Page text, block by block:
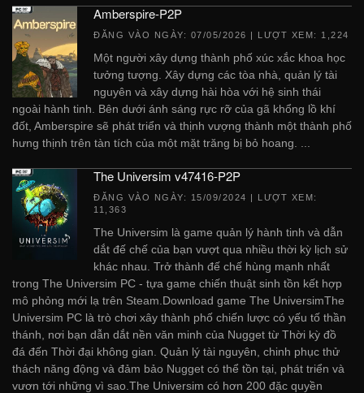
Amberspire-P2P
ĐĂNG VÀO NGÀY: 07/05/2026 | LƯỢT XEM: 1,224
Một người xây dựng thành phố xúc xắc khoa học
tưởng tượng. Xây dựng các tòa nhà, quản lý tài
nguyên và xây dựng hài hòa với hệ sinh thái
ngoài hành tinh. Bên dưới ánh sáng rực rỡ của gã khổng lồ khí
đốt, Amberspire sẽ phát triển và thịnh vượng thành một thành phố
hưng thịnh trên tàn tích của một mặt trăng bị bỏ hoang. ...
The Universim v47416-P2P
ĐĂNG VÀO NGÀY: 15/09/2024 | LƯỢT XEM:
11,363
The Universim là game quản lý hành tinh và dẫn
dắt đế chế của bạn vượt qua nhiều thời kỳ lịch sử
khác nhau. Trở thành đế chế hùng mạnh nhất
trong The Universim PC - tựa game chiến thuật sinh tồn kết hợp
mô phỏng mới lạ trên Steam.Download game The UniversimThe
Universim PC là trò chơi xây thành phố chiến lược có yếu tố thần
thánh, nơi bạn dẫn dắt nền văn minh của Nugget từ Thời kỳ đồ
đá đến Thời đại không gian. Quản lý tài nguyên, chinh phục thử
thách năng động và đảm bảo Nugget có thể tồn tại, phát triển và
vươn tới những vì sao.The Universim có hơn 200 đặc quyền